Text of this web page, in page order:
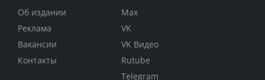
Об издании
Реклама
Вакансии
Контакты
Max
VK
VK Видео
Rutube
Telegram